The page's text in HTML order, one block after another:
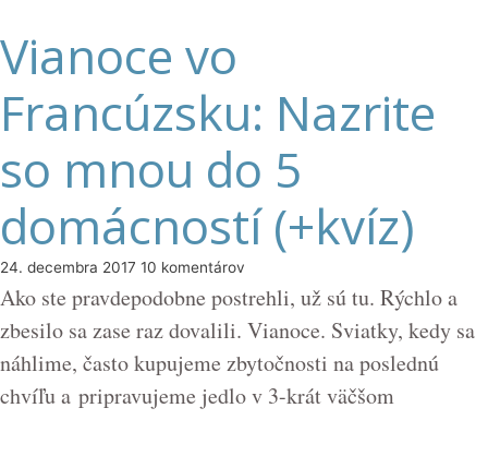
Vianoce vo
Francúzsku: Nazrite
so mnou do 5
domácností (+kvíz)
24. decembra 2017 10 komentárov
Ako ste pravdepodobne postrehli, už sú tu. Rýchlo a
zbesilo sa zase raz dovalili. Vianoce. Sviatky, kedy sa
náhlime, často kupujeme zbytočnosti na poslednú
chvíľu a pripravujeme jedlo v 3-krát väčšom